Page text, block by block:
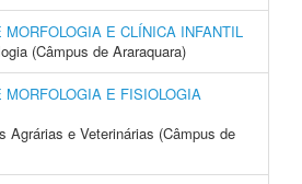
MORFOLOGIA E CLÍNICA INFANTIL
(Câmpus de Araraquara)
MORFOLOGIA E FISIOLOGIA
Agrárias e Veterinárias (Câmpus de